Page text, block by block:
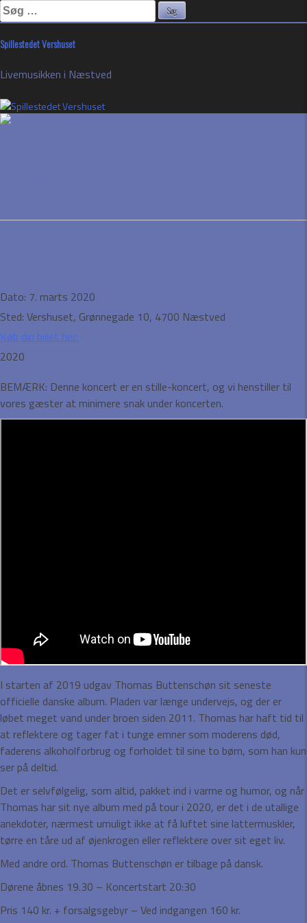
Søg
efter:
to
Spillestedet Vershuset
Livemusikken i Næstved
Dato: 7. marts 2020
Sted: Vershuset, Grønnegade 10, 4700 Næstved
Køb din billet her:
2020
BEMÆRK: Denne koncert er en stille-koncert, og vi henstiller til
vores gæster at minimere snak under koncerten.
I starten af 2019 udgav Thomas Buttenschøn sit seneste
officielle danske album. Pladen var længe undervejs, og der er
løbet meget vand under broen siden 2011. Thomas har haft tid til
at reflektere og tager fat i tunge emner som moderens død,
faderens alkoholforbrug og forholdet til sine to børn, som han kun
ser på deltid.
Det er selvfølgelig, som altid, pakket ind i varme og humor, og når
Thomas har sit nye album med på tour i 2020, er det i de utallige
anekdoter, nærmest umuligt ikke at få luftet sine lattermuskler,
tørre en tåre ud af øjenkrogen eller reflektere over sit eget liv.
Med andre ord. Thomas Buttenschøn er tilbage på dansk.
Dørene åbnes 19.30 – Koncertstart 20:30
Pris 140 kr. + forsalgsgebyr – Ved indgangen 160 kr.